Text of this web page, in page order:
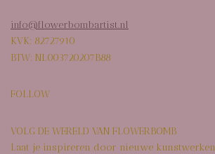
info@flowerbombartist.nl
KVK: 82727910
BTW: NL003720207B88
FOLLOW
VOLG DE WERELD VAN FLOWERBOMB
Laat je inspireren door nieuwe kunstwerken,